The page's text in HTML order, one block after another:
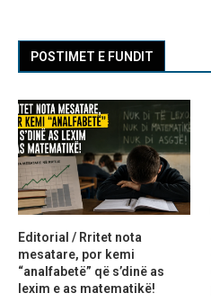
POSTIMET E FUNDIT
Editorial / Rritet nota
mesatare, por kemi
“analfabetë” që s’dinë as
lexim e as matematikë!